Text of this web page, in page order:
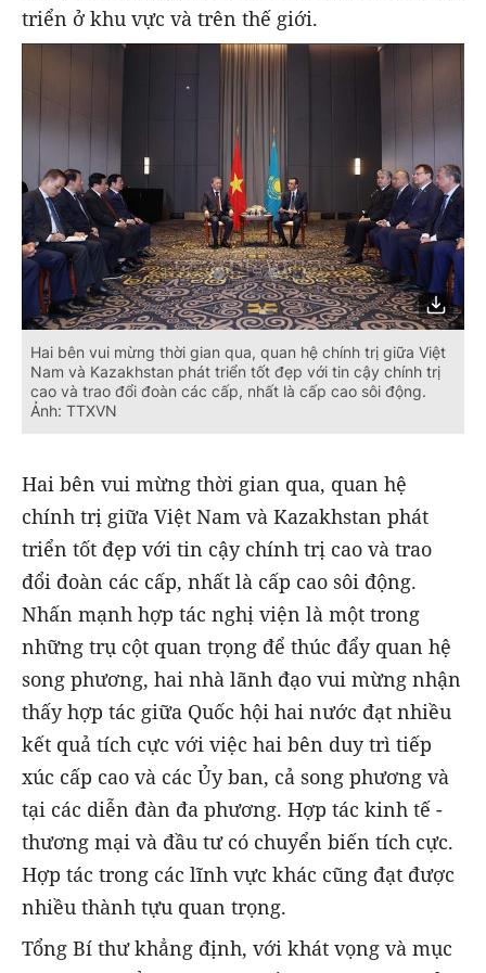
triển ở khu vực và trên thế giới.
Hai bên vui mừng thời gian qua, quan hệ chính trị giữa Việt
Nam và Kazakhstan phát triển tốt đẹp với tin cậy chính trị
cao và trao đổi đoàn các cấp, nhất là cấp cao sôi động.
Ảnh: TTXVN
Hai bên vui mừng thời gian qua, quan hệ
chính trị giữa Việt Nam và Kazakhstan phát
triển tốt đẹp với tin cậy chính trị cao và trao
đổi đoàn các cấp, nhất là cấp cao sôi động.
Nhấn mạnh hợp tác nghị viện là một trong
những trụ cột quan trọng để thúc đẩy quan hệ
song phương, hai nhà lãnh đạo vui mừng nhận
thấy hợp tác giữa Quốc hội hai nước đạt nhiều
kết quả tích cực với việc hai bên duy trì tiếp
xúc cấp cao và các Ủy ban, cả song phương và
tại các diễn đàn đa phương. Hợp tác kinh tế -
thương mại và đầu tư có chuyển biến tích cực.
Hợp tác trong các lĩnh vực khác cũng đạt được
nhiều thành tựu quan trọng.
Tổng Bí thư khẳng định, với khát vọng và mục